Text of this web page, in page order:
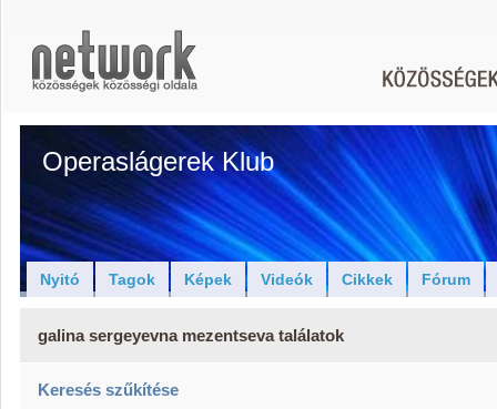
Operaslágerek Klub
Nyitó Tagok Képek Videók Cikkek Fórum
galina sergeyevna mezentseva találatok
Keresés szűkítése